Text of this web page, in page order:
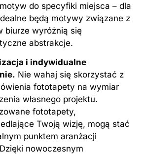
do specyfiki miejsca – dla
będą motywy związane z
biurze wyróżnią się
abstrakcje.
i indywidualne
Nie wahaj się skorzystać z
fototapety na wymiar
własnego projektu.
fototapety,
Twoją wizję, mogą stać
punktem aranżacji
nowoczesnym